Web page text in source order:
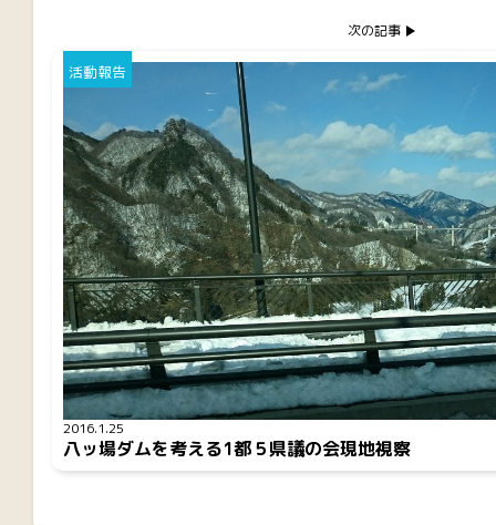
2016.1.25
活動報告
八ッ場ダムを考える1都５県議の会現地視察
次の記事